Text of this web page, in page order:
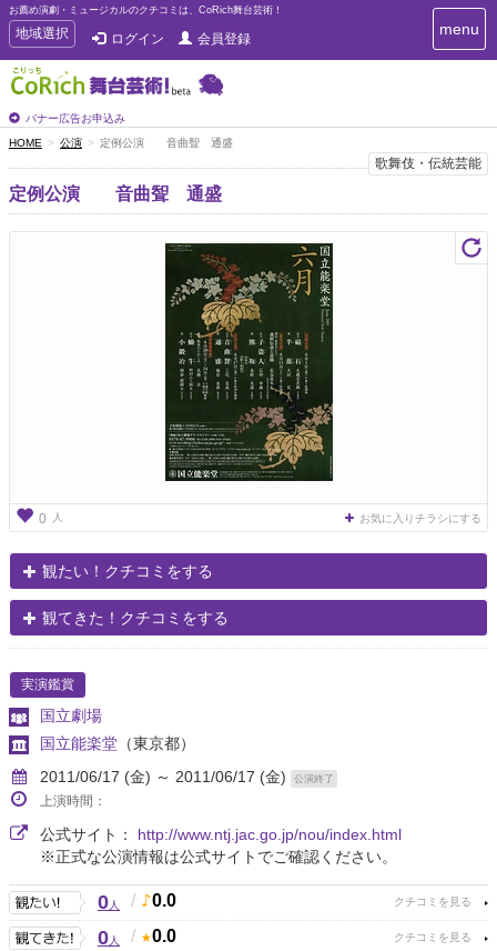
お薦め演劇・ミュージカルのクチコミは、CoRich舞台芸術！
T
o
g
g
e
n
a
v
i
地域選択 ログイン 会員登録
バナー広告お申込み
T
o
n
i
menu
HOME 公演 定例公演 音曲聟 通盛
歌舞伎・伝統芸能
定例公演 音曲聟 通盛
0 人 お気に入りチラシにする
観たい！クチコミをする
観てきた！クチコミをする
実演鑑賞
国立劇場
国立能楽堂 （東京都）
2011/06/17 (金) ～ 2011/06/17 (金)
公演終了
上演時間：
公式サイト： http://www.ntj.jac.go.jp/nou/index.html
※正式な公演情報は公式サイトでご確認ください。
0人 / 0.0
0人 / 0.0